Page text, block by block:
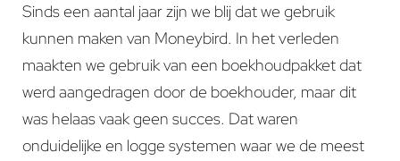
Sinds een aantal jaar zijn we blij dat we gebruik
kunnen maken van Moneybird. In het verleden
maakten we gebruik van een boekhoudpakket dat
werd aangedragen door de boekhouder, maar dit
was helaas vaak geen succes. Dat waren
onduidelijke en logge systemen waar we de meest